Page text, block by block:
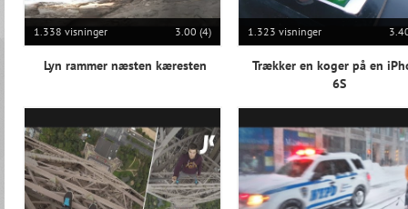
1.338 visninger 3.00 (4)
Lyn rammer næsten kæresten
1.323 visninger
Trækker en koger på en
6S